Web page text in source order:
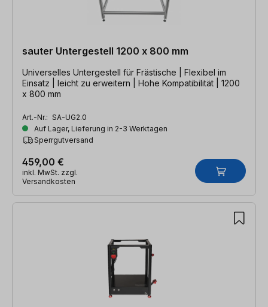
sauter Untergestell 1200 x 800 mm
Universelles Untergestell für Frästische | Flexibel im
Einsatz | leicht zu erweitern | Hohe Kompatibilität | 1200
x 800 mm
Art.-Nr.: SA-UG2.0
Auf Lager, Lieferung in 2-3 Werktagen
Sperrgutversand
459,00 €
inkl. MwSt. zzgl.
Versandkosten